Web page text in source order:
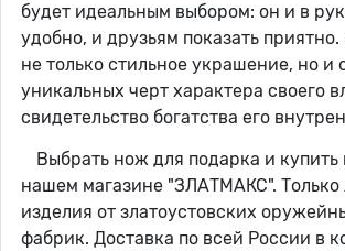
будет идеальным выбором: он и в
удобно, и друзьям показать
не только стильное украшение, но и
уникальных черт характера своего
свидетельство богатства его
Выбрать нож для подарка и
нашем магазине "ЗЛАТМАКС". Только
изделия от златоустовских
фабрик. Доставка по всей России в